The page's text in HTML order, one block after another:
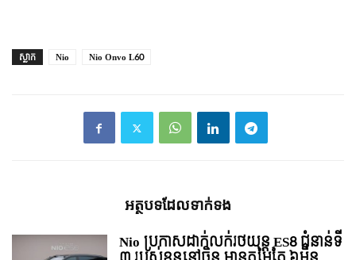
ស្លាក Nio Nio Onvo L60
អត្ថបទ​ដែល​ទាក់ទង
Nio ប្រកាសដាក់លក់រថយន្ត ES8 ជំនាន់ទី